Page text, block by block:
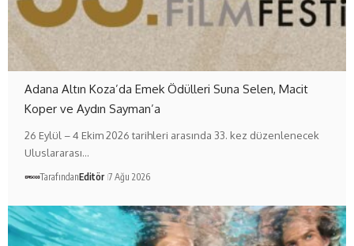
Adana Altın Koza’da Emek Ödülleri Suna Selen, Macit
Koper ve Aydın Sayman’a
26 Eylül – 4 Ekim 2026 tarihleri arasında 33. kez düzenlenecek
Uluslararası…
TarafındanEditör 7 Ağu 2026